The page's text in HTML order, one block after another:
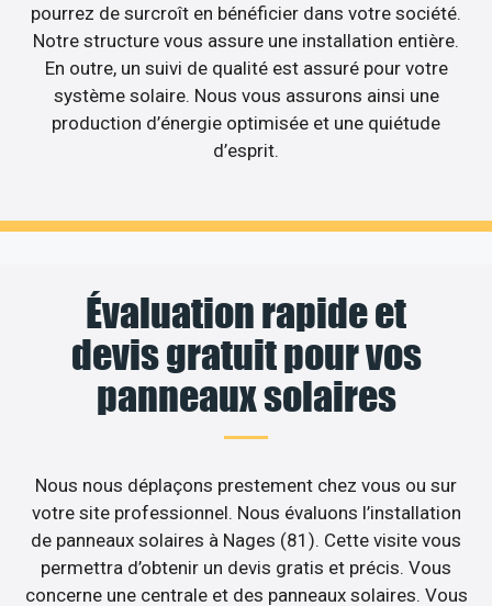
pourrez de surcroît en bénéficier dans votre société.
Notre structure vous assure une installation entière.
En outre, un suivi de qualité est assuré pour votre
système solaire. Nous vous assurons ainsi une
production d’énergie optimisée et une quiétude
d’esprit.
Évaluation rapide et
devis gratuit pour vos
panneaux solaires
Nous nous déplaçons prestement chez vous ou sur
votre site professionnel. Nous évaluons l’installation
de panneaux solaires à Nages (81). Cette visite vous
permettra d’obtenir un devis gratis et précis. Vous
concerne une centrale et des panneaux solaires. Vous